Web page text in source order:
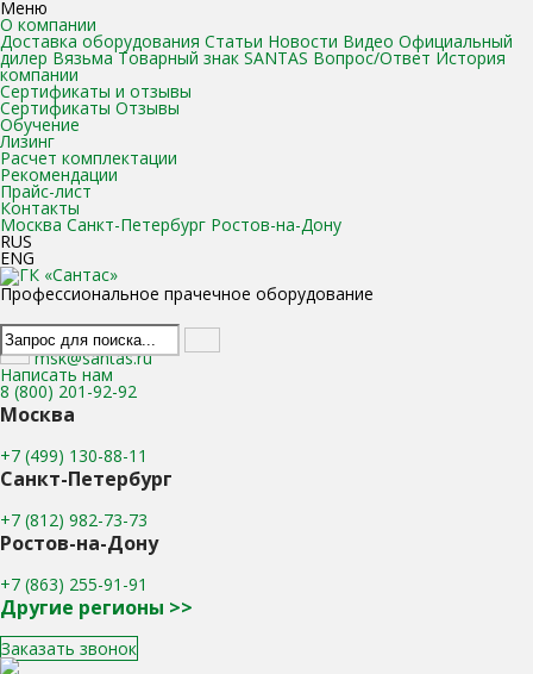
Меню
О компании
Доставка оборудования Статьи Новости Видео Официальный
дилер Вязьма Товарный знак SANTAS Вопрос/Ответ История
компании
Сертификаты и отзывы
Сертификаты Отзывы
Обучение
Лизинг
Расчет комплектации
Рекомендации
Прайс-лист
Контакты
Москва Санкт-Петербург Ростов-на-Дону
RUS
ENG
Профессиональное прачечное оборудование
msk@santas.ru
Написать нам
8 (800) 201-92-92
Москва
+7 (499) 130-88-11
Санкт-Петербург
+7 (812) 982-73-73
Ростов-на-Дону
+7 (863) 255-91-91
Другие регионы >>
Заказать звонок